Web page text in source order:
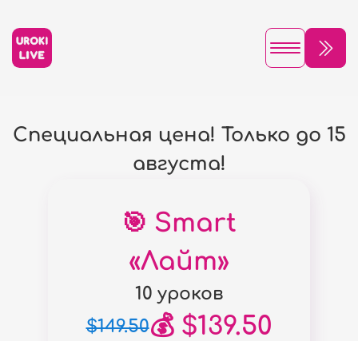
Специальная цена! Только до 15
августа!
🎯 Smart
«Лайт»
10 уроков
$149.50💰 $139.50